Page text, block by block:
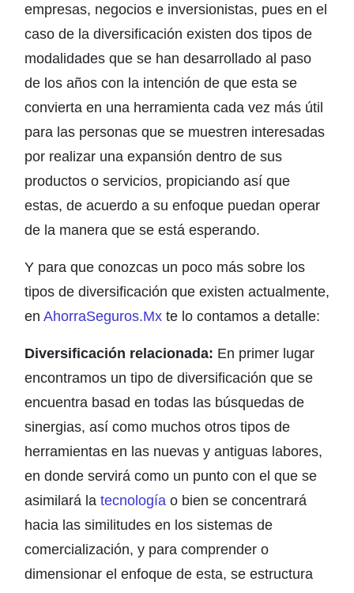
empresas, negocios e inversionistas, pues en el
caso de la diversificación existen dos tipos de
modalidades que se han desarrollado al paso
de los años con la intención de que esta se
convierta en una herramienta cada vez más útil
para las personas que se muestren interesadas
por realizar una expansión dentro de sus
productos o servicios, propiciando así que
estas, de acuerdo a su enfoque puedan operar
de la manera que se está esperando.
Y para que conozcas un poco más sobre los
tipos de diversificación que existen actualmente,
en AhorraSeguros.Mx te lo contamos a detalle:
Diversificación relacionada: En primer lugar
encontramos un tipo de diversificación que se
encuentra basad en todas las búsquedas de
sinergias, así como muchos otros tipos de
herramientas en las nuevas y antiguas labores,
en donde servirá como un punto con el que se
asimilará la tecnología o bien se concentrará
hacia las similitudes en los sistemas de
comercialización, y para comprender o
dimensionar el enfoque de esta, se estructura